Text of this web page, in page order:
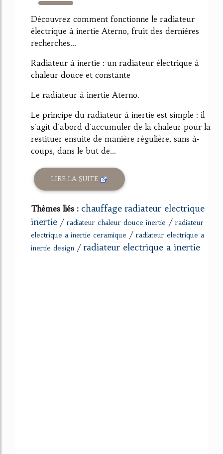
1457%
Découvrez comment fonctionne le radiateur
électrique à inertie Aterno, fruit des dernières
recherches...
Radiateur à inertie : un radiateur électrique à
chaleur douce et constante
Le radiateur à inertie Aterno.
Le principe du radiateur à inertie est simple : il
s'agit d'abord d'accumuler de la chaleur pour la
restituer ensuite de manière régulière, sans à-
coups, dans le but de...
LIRE LA SUITE
Thèmes liés : chauffage radiateur electrique
inertie / radiateur chaleur douce inertie / radiateur
electrique a inertie ceramique / radiateur electrique a
inertie design / radiateur electrique a inertie